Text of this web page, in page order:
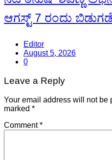
ಆಗಸ್ಟ್ 7 ರಂದು ಬಿಡುಗಡೆ
Editor
August 5, 2026
0
Leave a Reply
Your email address will not be
marked *
Comment*